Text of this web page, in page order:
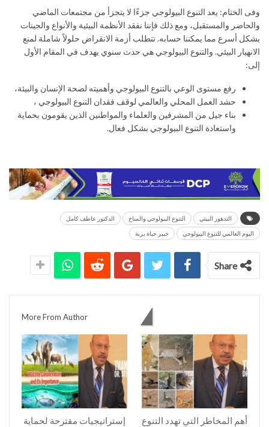
وفى الختام: يعد التنوع البيولوجي جزءًا لا يتجزأ من مجتمعات الماضي
والحاضر والمستقبل، ومع ذلك فإننا نفقد الأنظمة البيئية والأنواع والجينات
بشكل أسرع مما يمكننا حسابه. تتطلب أزمة الانقراض حلولاً شاملة لمنع
الانهيار البيئي. والتنوع البيولوجي هي حدث سنوي يهدف في المقام الأول
إلى:
رفع مستوى الوعي بالتنوع البيولوجي وأهميته لصحة الإنسان والبيئة،
حشد العمل المحلي والعالمي لوقف فقدان التنوع البيولوجي ،
بناء جيل من المشرفين والعلماء والمواطنين الذين يقومون بحماية
واستعادة التنوع البيولوجي بشكل فعال.
التدهور البيئي التنوع البيولوجي والمناخ الدكتور عاطف كامل
اليوم العالمي للتنوع البيولوجي خبير حياة برية
Share
More From Author
أهم المخاطر التي تهدد التنوع
إستراتيجيات مقترحة لحماية